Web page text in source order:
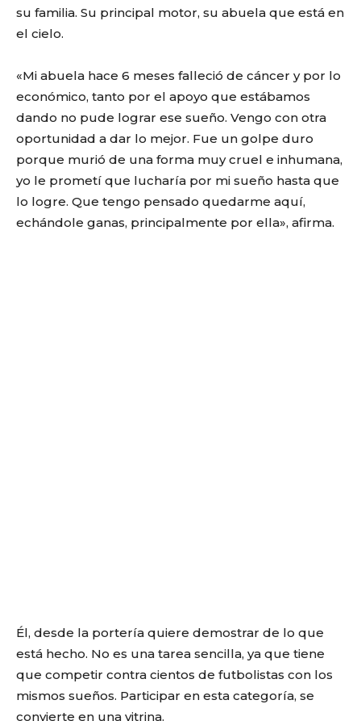
su familia. Su principal motor, su abuela que está en
el cielo.
«Mi abuela hace 6 meses falleció de cáncer y por lo
económico, tanto por el apoyo que estábamos
dando no pude lograr ese sueño. Vengo con otra
oportunidad a dar lo mejor. Fue un golpe duro
porque murió de una forma muy cruel e inhumana,
yo le prometí que lucharía por mi sueño hasta que
lo logre. Que tengo pensado quedarme aquí,
echándole ganas, principalmente por ella», afirma.
Él, desde la portería quiere demostrar de lo que
está hecho. No es una tarea sencilla, ya que tiene
que competir contra cientos de futbolistas con los
mismos sueños. Participar en esta categoría, se
convierte en una vitrina.